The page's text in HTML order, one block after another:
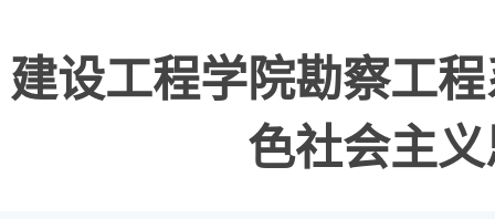
建设工程学院勘察工
色社会主